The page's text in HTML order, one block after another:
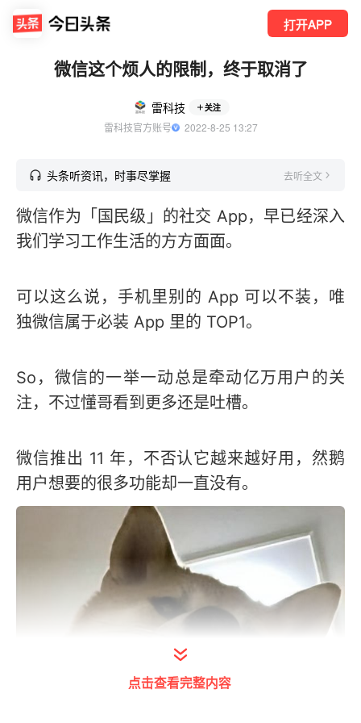
打开APP
微信这个烦人的限制，终于取消了
雷科技 关注
雷科技官方账号
  2022-8-25 13:27
头条听资讯，时事尽掌握 去听全文
微信作为「国民级」的社交 App，早已经深入
我们学习工作生活的方方面面。
可以这么说，手机里别的 App 可以不装，唯
独微信属于必装 App 里的 TOP1。
So，微信的一举一动总是牵动亿万用户的关
注，不过懂哥看到更多还是吐槽。
微信推出 11 年，不否认它越来越好用，然鹅
用户想要的很多功能却一直没有。
点击查看完整内容